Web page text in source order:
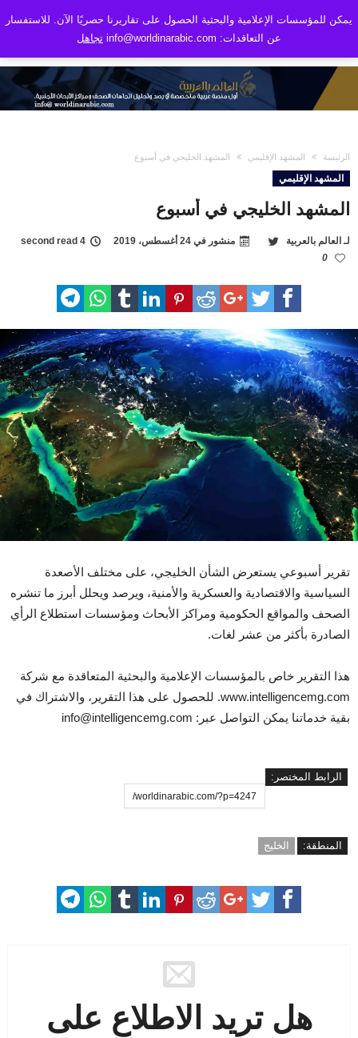
الرئيسة المشهد الإقليمي المشهد الخليجي في أسبوع
المشهد الإقليمي
المشهد الخليجي في أسبوع
لـ العالم بالعربية منشور في 24 أغسطس، 2019
4 second read
0
تقرير أسبوعي يستعرض الشأن الخليجي، على مختلف الأصعدة
السياسية والاقتصادية والعسكرية والأمنية، ويرصد ويحلل أبرز ما تنشره
الصحف والمواقع الحكومية ومراكز الأبحاث ومؤسسات استطلاع الرأي
الصادرة بأكثر من عشر لغات.
هذا التقرير خاص بالمؤسسات الإعلامية والبحثية المتعاقدة مع شركة
www.intelligencemg.com. للحصول على هذا التقرير، والاشتراك في
بقية خدماتنا يمكن التواصل عبر: info@intelligencemg.com
الرابط المختصر:
المنطقة: الخليج
هل تريد الاطلاع على
يمكن للمؤسسات الإعلامية والبحثية الحصول على تقاريرنا حصريًا الآن. للاستفسار
عن التعاقدات: info@worldinarabic.com
تجاهل